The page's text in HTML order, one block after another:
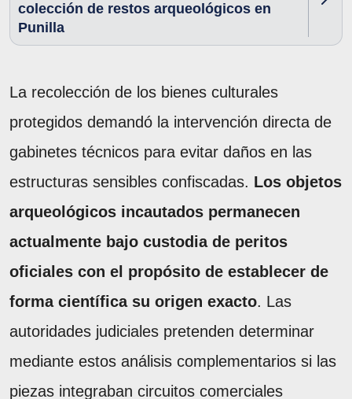
colección de restos arqueológicos en
Punilla
La recolección de los bienes culturales
protegidos demandó la intervención directa de
gabinetes técnicos para evitar daños en las
estructuras sensibles confiscadas. Los objetos
arqueológicos incautados permanecen
actualmente bajo custodia de peritos
oficiales con el propósito de establecer de
forma científica su origen exacto. Las
autoridades judiciales pretenden determinar
mediante estos análisis complementarios si las
piezas integraban circuitos comerciales